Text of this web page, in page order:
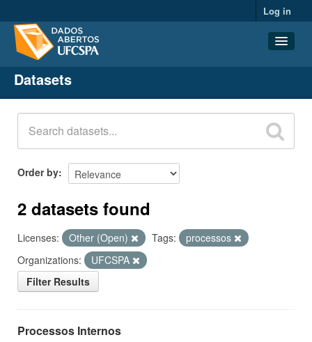
Log in
Datasets
Organizations
Groups
About
Datasets
Order by
2 datasets found
Licenses: Other (Open) Tags:
processos
Organizations:
UFCSPA
Filter Results
Processos Internos